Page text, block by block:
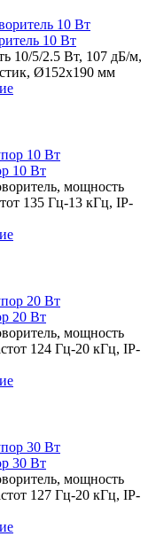
10 Вт
10/5/2.5 Вт, 107 дБ/м,
Ø152х190 мм
10 Вт
мощность
135 Гц-13 кГц, IP-
20 Вт
мощность
124 Гц-20 кГц, IP-
30 Вт
мощность
127 Гц-20 кГц, IP-